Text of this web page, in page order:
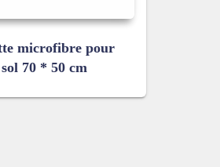
microfibre pour
sol 70 * 50 cm